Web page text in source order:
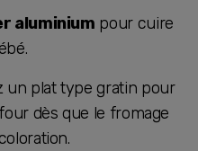
aluminium pour cuire
un plat type gratin pour
dès que le fromage